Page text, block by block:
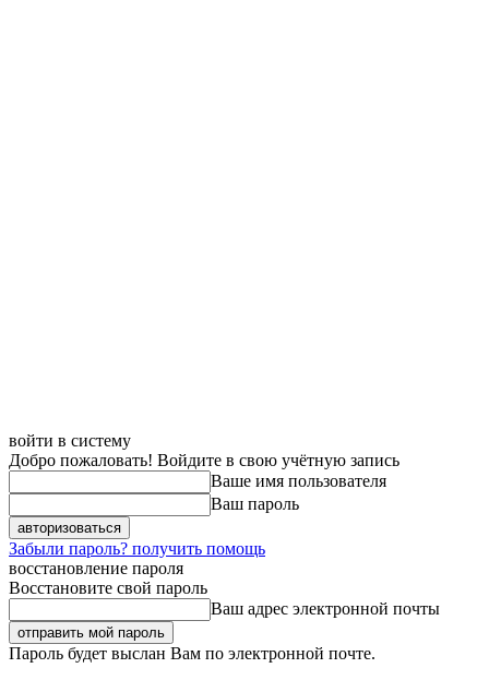
войти в систему
Добро пожаловать! Войдите в свою учётную запись
Ваше имя пользователя
Ваш пароль
Забыли пароль? получить помощь
восстановление пароля
Восстановите свой пароль
Ваш адрес электронной почты
Пароль будет выслан Вам по электронной почте.